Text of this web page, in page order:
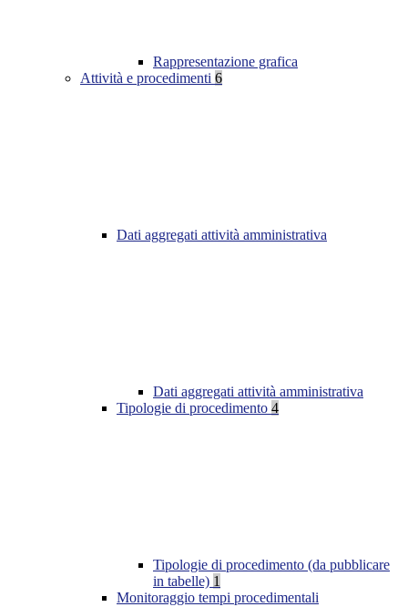
Rappresentazione grafica
Attività e procedimenti 6
Dati aggregati attività amministrativa
Dati aggregati attività amministrativa
Tipologie di procedimento 4
Tipologie di procedimento (da pubblicare
in tabelle) 1
Monitoraggio tempi procedimentali